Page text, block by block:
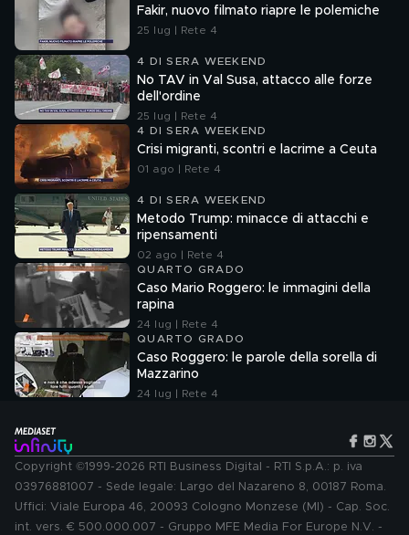
Fakir, nuovo filmato riapre le polemiche
25 lug | Rete 4
4 DI SERA WEEKEND
No TAV in Val Susa, attacco alle forze
dell'ordine
25 lug | Rete 4
4 DI SERA WEEKEND
Crisi migranti, scontri e lacrime a Ceuta
01 ago | Rete 4
4 DI SERA WEEKEND
Metodo Trump: minacce di attacchi e
ripensamenti
02 ago | Rete 4
QUARTO GRADO
Caso Mario Roggero: le immagini della
rapina
24 lug | Rete 4
QUARTO GRADO
Caso Roggero: le parole della sorella di
Mazzarino
24 lug | Rete 4
Copyright ©1999-2026 RTI Business Digital - RTI S.p.A.: p. iva
03976881007 - Sede legale: Largo del Nazareno 8, 00187 Roma.
Uffici: Viale Europa 46, 20093 Cologno Monzese (MI) - Cap. Soc.
int. vers. € 500.000.007 - Gruppo MFE Media For Europe N.V. -